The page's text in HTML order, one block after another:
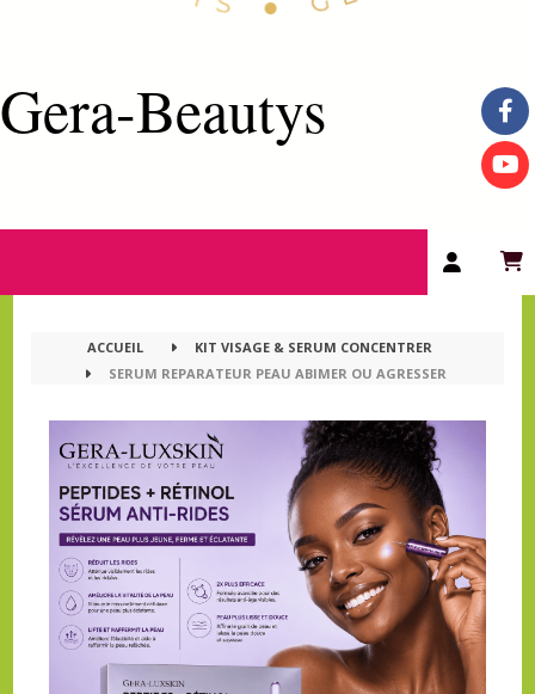
Gera-Beautys
ACCUEIL
KIT VISAGE & SERUM CONCENTRER
SERUM REPARATEUR PEAU ABIMER OU AGRESSER